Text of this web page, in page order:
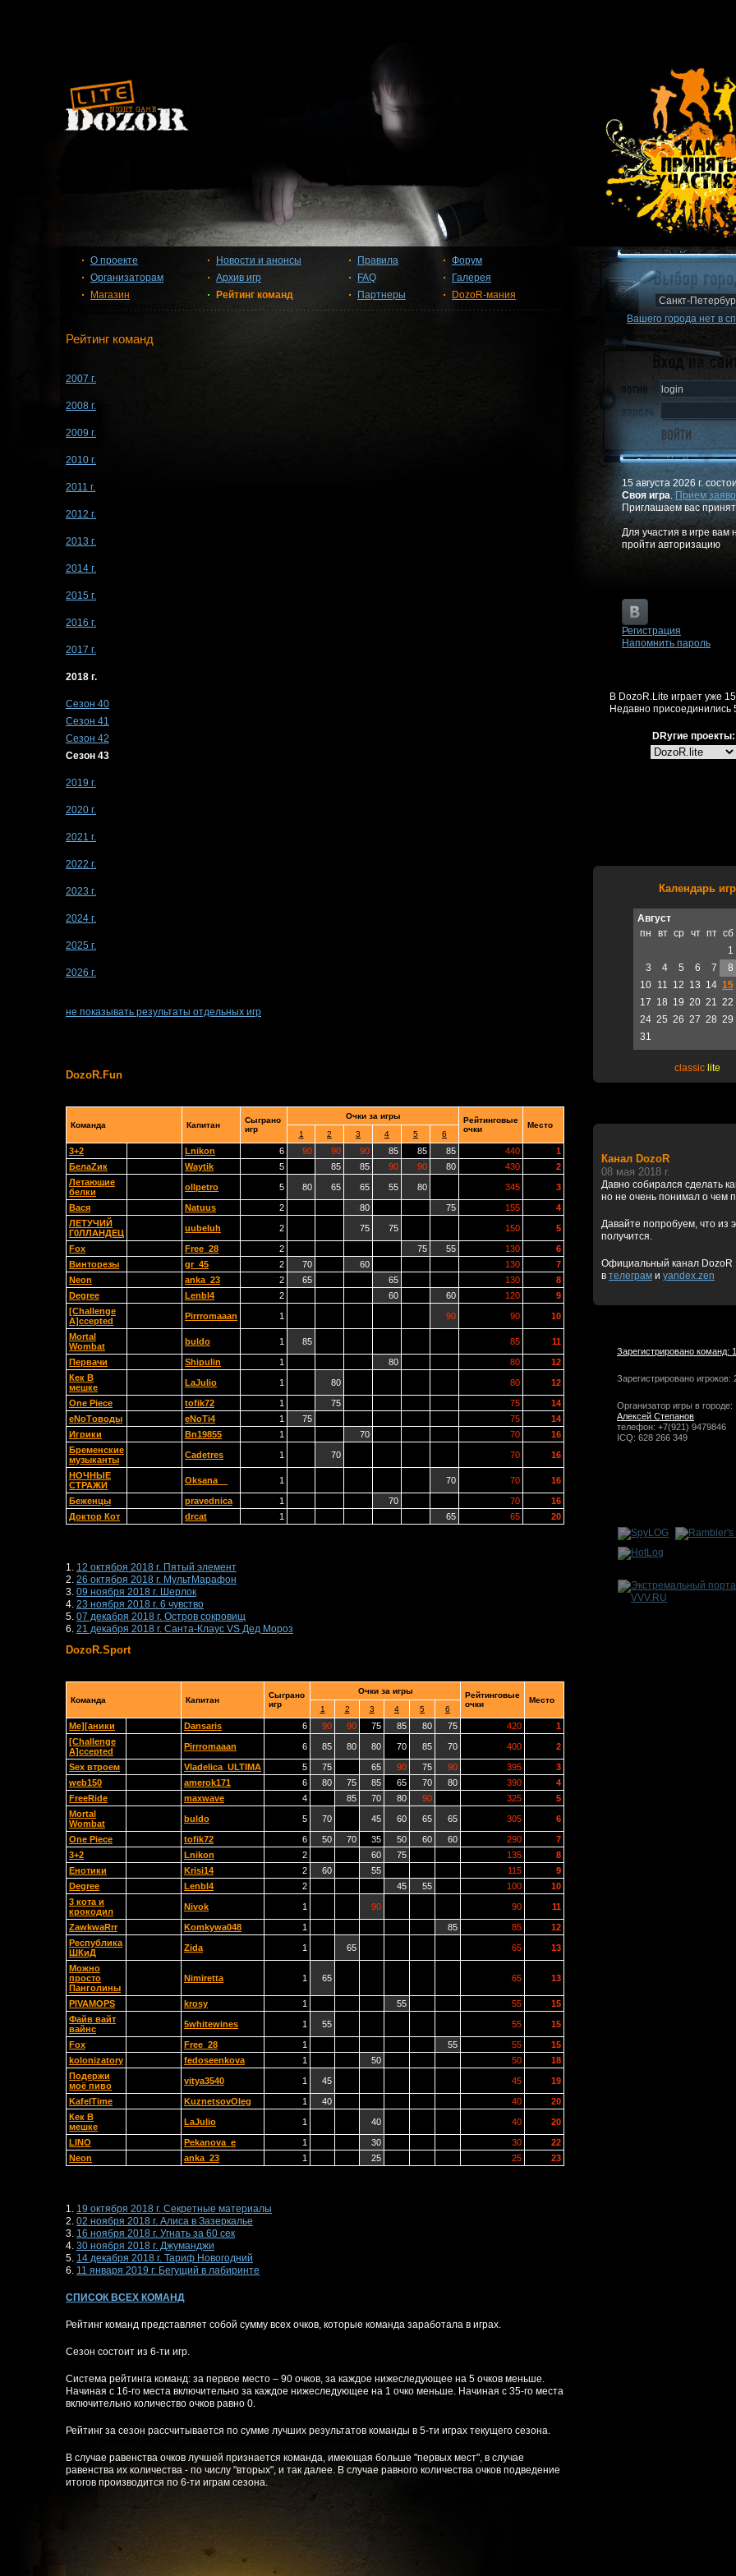
О проекте
Организаторам
Магазин
Новости и анонсы
Архив игр
Рейтинг команд
Правила
FAQ
Партнеры
Форум
Галерея
DozoR-мания
Рейтинг команд
2007 г.
2008 г.
2009 г.
2010 г.
2011 г.
2012 г.
2013 г.
2014 г.
2015 г.
2016 г.
2017 г.
2018 г.
Сезон 40
Сезон 41
Сезон 42
Сезон 43
2019 г.
2020 г.
2021 г.
2022 г.
2023 г.
2024 г.
2025 г.
2026 г.
не показывать результаты отдельных игр
DozoR.Fun
Команда Капитан
Сыграно
игр
Очки за игры
Рейтинговые
очки
Место
1
2 3 4 5 6
3+2 Lnikon 6 90 90 90 85 85 85 440
1
БелаZик
Waytik 5 85 85 90 90 80 430
2
Летающие
белки
ollpetro 5 80 65 65 55 80 345 3
Вася Natuus 2 80 75 155
4
ЛЕТУЧИЙ
Г0ЛЛАНДЕЦ
uubeluh 2 75 75 150 5
Fox Free_28 2 75 55 130
6
Винторезы
gr_45 2 70 60 130
7
Neon
anka_23 2 65 65 130
8
Degree
Lenbl4 2 60 60 120
9
[Challenge
A]ccepted
Pirrromaaan 1 90 90 10
Mortal
Wombat
buldo 1 85 85 11
Первачи Shipulin 1 80 80
12
Кек В
мешке
LaJulio 1 80 80 12
One Piece tofik72 1 75 75
14
eNoTоводы
eNoTi4 1 75 75
14
Игрики
Bn19855 1 70 70
16
Бременские
музыканты
Cadetres 1 70 70 16
НОЧНЫЕ
СТРАЖИ
Oksana__ 1 70 70 16
Беженцы pravednica 1 70 70
16
Доктор Кот
drcat 1 65 65 20
1. 12 октября 2018 г. Пятый элемент
2. 26 октября 2018 г. МультМарафон
3. 09 ноября 2018 г. Шерлок
4. 23 ноября 2018 г. 6 чувство
5. 07 декабря 2018 г. Остров сокровищ
6. 21 декабря 2018 г. Санта-Клаус VS Дед Мороз
DozoR.Sport
Команда Капитан
Сыграно
игр
Очки за игры
Рейтинговые
очки
Место
1
2 3 4 5 6
Me][aники Dansaris 6 90 90 75 85 80 75 420
1
[Challenge
A]ccepted
Pirrromaaan 6 85 80 80 70 85 70 400 2
Sex втроем Vladelica_ULTIMA 5 75 65 90 75 90 395
3
web150
amerok171 6 80 75 85 65 70 80 390
4
FreeRide
maxwave 4 85 70 80 90 325
5
Mortal
Wombat
buldo 5 70 45 60 65 65 305 6
One Piece tofik72 6 50 70 35 50 60 60 290
7
3+2
Lnikon 2 60 75 135
8
Енотики
Krisi14 2 60 55 115
9
Degree
Lenbl4 2 45 55 100
10
3 кота и
крокодил
Nivok 1 90 90 11
ZawkwaRrr Komkywa048 1 85 85
12
Республика
ШКиД
Zida 1 65 65 13
Можно
просто
Панголины
Nimiretta 1 65 65 13
PIVAMOPS krosy 1 55 55
15
Файв вайт
вайнс
5whitewines 1 55 55 15
Fox Free_28 1 55 55
15
kolonizatory
fedoseenkova 1 50 50
18
Подержи
моё пиво
vitya3540 1 45 45 19
KafelTime KuznetsovOleg 1 40 40
20
Кек В
мешке
LaJulio 1 40 40 20
LINO Pekanova_e 1 30 30
22
Neon
anka_23 1 25 25 23
1. 19 октября 2018 г. Секретные материалы
2. 02 ноября 2018 г. Алиса в Зазеркалье
3. 16 ноября 2018 г. Угнать за 60 сек
4. 30 ноября 2018 г. Джуманджи
5. 14 декабря 2018 г. Тариф Новогодний
6. 11 января 2019 г. Бегущий в лабиринте
СПИСОК ВСЕХ КОМАНД
Рейтинг команд представляет собой сумму всех очков, которые команда заработала в играх.
Сезон состоит из 6-ти игр.
Система рейтинга команд: за первое место – 90 очков, за каждое нижеследующее на 5 очков меньше.
Начиная с 16-го места включительно за каждое нижеследующее на 1 очко меньше. Начиная с 35-го места
включительно количество очков равно 0.
Рейтинг за сезон рассчитывается по сумме лучших результатов команды в 5-ти играх текущего сезона.
В случае равенства очков лучшей признается команда, имеющая больше "первых мест", в случае
равенства их количества - по числу "вторых", и так далее. В случае равного количества очков подведение
итогов производится по 6-ти играм сезона.
Вашего города нет в
15 августа 2026 г.
Своя игра. Прием
Приглашаем вас
Для участия в игре вам
пройти авторизацию
Регистрация
Напомнить пароль
В DozoR.Lite играет уже
Недавно присоединились
DRугие проекты:
Календарь игр
Август
пн
вт ср чт пт сб
1
3
4 5 6 7 8
10 11 12 13 14 15
17 18 19 20 21 22
24 25 26 27 28 29
31
classic lite
Канал DozoR
08 мая 2018 г.
Давно собирался сделать
но не очень понимал о чем
Давайте попробуем, что из
получится.
Официальный канал DozoR
в телеграм и yandex.zen
Зарегистрировано команд:
Зарегистрировано игроков:
Организатор игры в городе:
Алексей Степанов
телефон: +7(921) 9479846
ICQ: 628 266 349